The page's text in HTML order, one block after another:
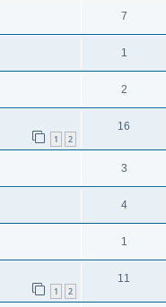
7
1
2
1 2
16
3
4
1
1 2
11